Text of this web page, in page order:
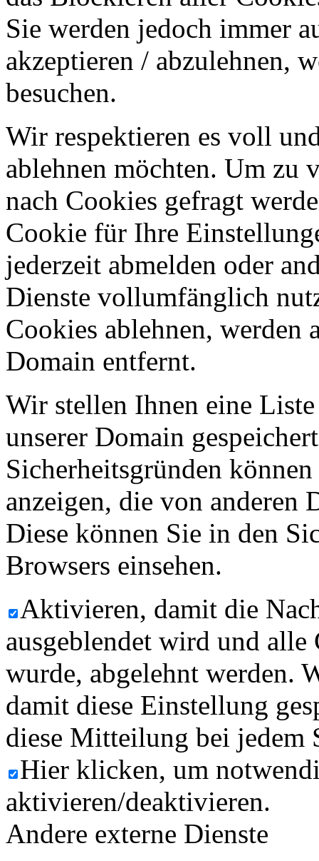
Sie werden jedoch immer
akzeptieren / abzulehnen,
besuchen.
Wir respektieren es voll
ablehnen möchten. Um zu
nach Cookies gefragt
Cookie für Ihre
jederzeit abmelden oder
Dienste vollumfänglich
Cookies ablehnen, werden
Domain entfernt.
Wir stellen Ihnen eine
unserer Domain
Sicherheitsgründen
anzeigen, die von anderen
Diese können Sie in den
Browsers einsehen.
Aktivieren, damit die
ausgeblendet wird und
wurde, abgelehnt werden.
damit diese Einstellung
diese Mitteilung bei jedem
Hier klicken, um
aktivieren/deaktivieren.
Andere externe Dienste